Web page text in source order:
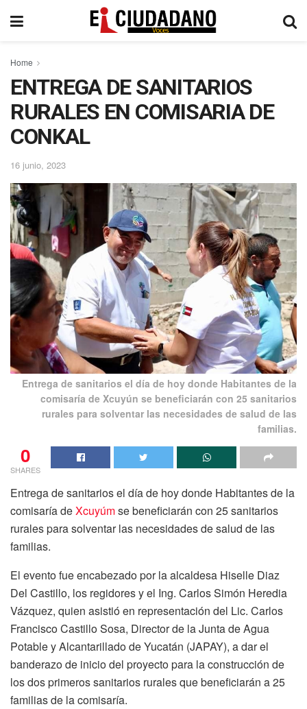
Home
ENTREGA DE SANITARIOS
RURALES EN COMISARIA DE
CONKAL
16 junio, 2023
Entrega de sanitarios el día de hoy donde Habitantes de la
comisaría de Xcuyún se beneficiarán con 25 sanitarios
rurales para solventar las necesidades de salud de las
familias.
0
SHARES
Entrega de sanitarios el día de hoy donde Habitantes de la
comisaría deXcuyúmse beneficiarán con 25 sanitarios
rurales para solventar las necesidades de salud de las
familias.
El evento fue encabezado por la alcaldesa Hiselle Diaz
Del Castillo, los regidores y el Ing. Carlos Simón Heredia
Vázquez, quien asistió en representación del Lic. Carlos
Francisco Castillo Sosa, Director de la Junta de Agua
Potable y Alcantarillado de Yucatán (JAPAY), a dar el
banderazo de inicio del proyecto para la construcción de
los dos primeros sanitarios rurales que beneficiarán a 25
familias de la comisaría.